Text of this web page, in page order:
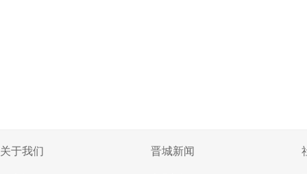
关于我们 晋城新闻